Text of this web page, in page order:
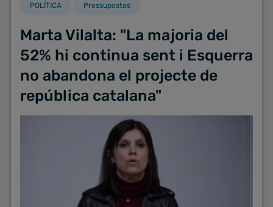
POLÍTICA Pressupostos
Marta Vilalta: "La majoria del
52% hi continua sent i Esquerra
no abandona el projecte de
república catalana"